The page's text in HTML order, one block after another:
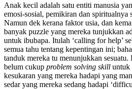
Anak kecil adalah satu entiti manusia
emosi-sosial, pemikiran dan spiritualnya
Namun dek kerana faktor usia, dan
banyak puzzle yang mereka tunjukkan
untuk ibubapa. Itulah ‘calling for help’
semua tahu tentang kepentingan ini;
tanduk mereka tu menunjukkan
belum cukup problem solving skill untuk
kesukaran yang mereka hadapi yang
sedar yang mereka sedang hadapi